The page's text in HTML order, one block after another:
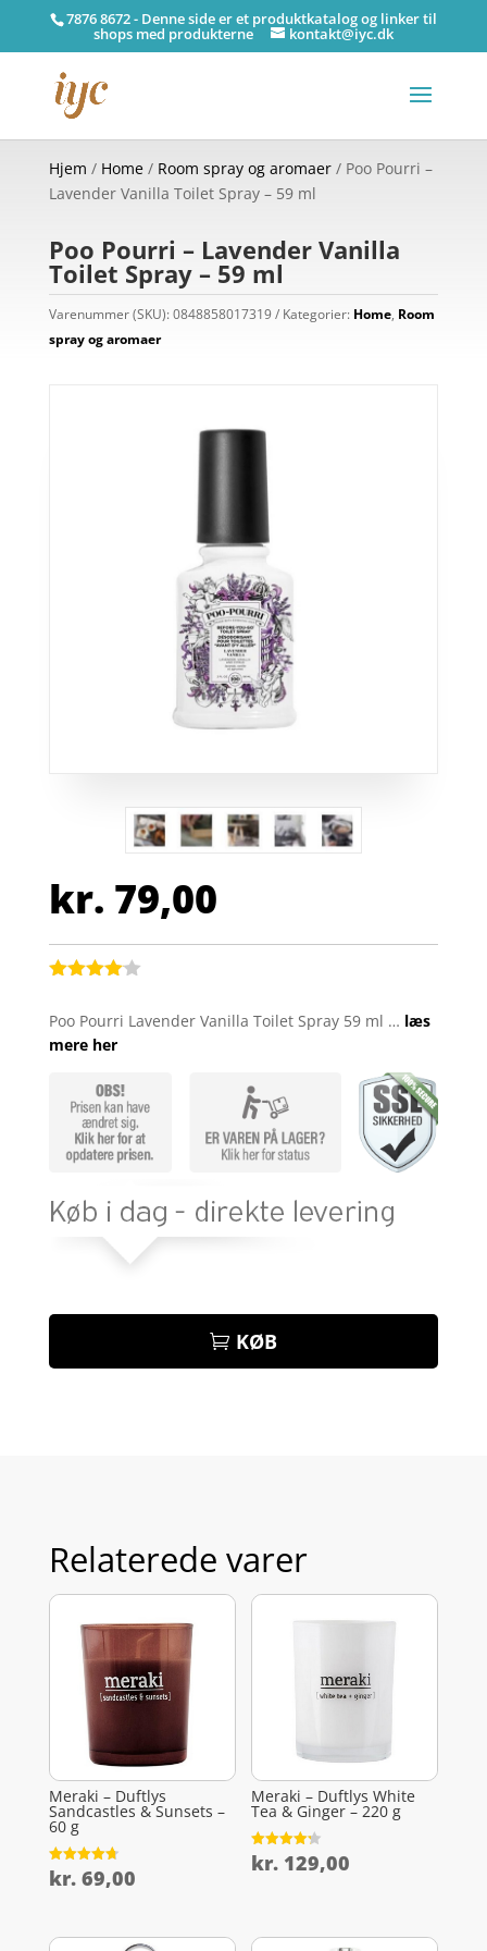
7876 8672 - Denne side er et produktkatalog og linker til
shops med produkterne kontakt@iyc.dk
Hjem / Home/ Room spray og aromaer/ Poo Pourri –
Lavender Vanilla Toilet Spray – 59 ml
Poo Pourri – Lavender Vanilla
Toilet Spray – 59 ml
Varenummer (SKU):0848858017319 Kategorier: Home, Room
spray og aromaer
kr. 79,00
ud af 5
baseret
ømmelse
Poo Pourri Lavender Vanilla Toilet Spray 59 ml … læs
mere her
KØB
Relaterede varer
Meraki – Duftlys
Sandcastles & Sunsets –
60 g
Vurderet
4.7
kr.69,00
Meraki – Duftlys White
Tea & Ginger – 220 g
Vurderet
4.2
kr. 129,00